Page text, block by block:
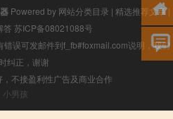
Powered by 网站分类目录 | 精选推荐文章|
答 苏ICP备08021088号
误可发邮件到f_fb#foxmail.com说明，我们
纠正，谢谢
不接盈利性广告及商业合作
小男孩